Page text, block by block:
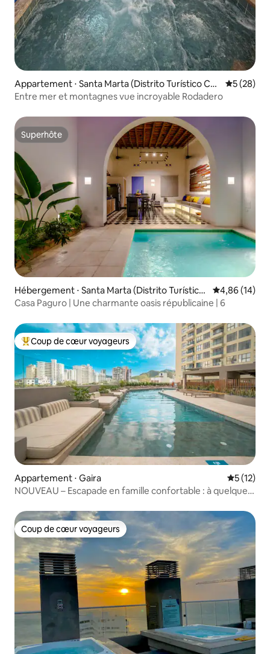
Appartement ⋅ Santa Marta (Distrito Turístico Cul
tural E Histórico)
5 (28)
Entre mer et montagnes vue incroyable Rodadero
Superhôte
Superhôte
Hébergement ⋅ Santa Marta (Distrito Turístico
Cultural E Histórico)
Évaluation
4,86 (14)
Casa Paguro | Une charmante oasis républicaine | 6
Coups de cœur voyageurs les plus appréciés
Coup de cœur voyageurs
Appartement ⋅ Gaira
5 (12)
NOUVEAU – Escapade en famille confortable : à quelques
Coup de cœur voyageurs
Coup de cœur voyageurs